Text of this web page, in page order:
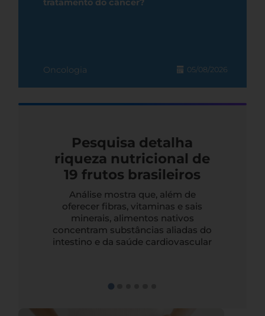
tratamento do câncer?
Oncologia 05/08/2026
Pesquisa detalha
riqueza nutricional de
19 frutos brasileiros
Análise mostra que, além de
oferecer fibras, vitaminas e sais
minerais, alimentos nativos
concentram substâncias aliadas do
intestino e da saúde cardiovascular